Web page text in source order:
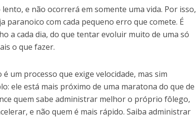
e não ocorrerá em somente uma vida. Por isso,
paranoico com cada pequeno erro que comete. É
a cada dia, do que tentar evoluir muito de uma só
o que fazer.
um processo que exige velocidade, mas sim
ele está mais próximo de uma maratona do que de
quem sabe administrar melhor o próprio fôlego,
e não quem é mais rápido. Saiba administrar